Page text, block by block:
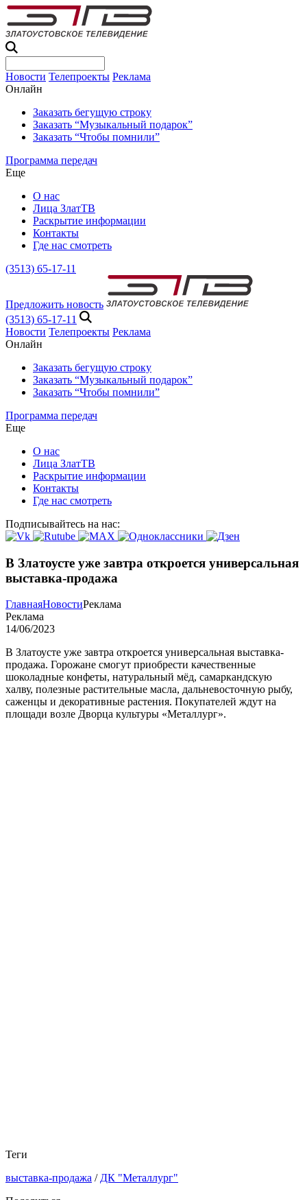
Новости Телепроекты Реклама
Онлайн
Заказать бегущую строку
Заказать “Музыкальный подарок”
Заказать “Чтобы помнили”
Программа передач
Еще
О нас
Лица ЗлатТВ
Раскрытие информации
Контакты
Где нас смотреть
(3513) 65-17-11
Предложить новость
(3513) 65-17-11
Новости Телепроекты Реклама
Онлайн
Заказать бегущую строку
Заказать “Музыкальный подарок”
Заказать “Чтобы помнили”
Программа передач
Еще
О нас
Лица ЗлатТВ
Раскрытие информации
Контакты
Где нас смотреть
Подписывайтесь на нас:
В Златоусте уже завтра откроется универсальная
выставка-продажа
ГлавнаяНовостиРеклама
Реклама
14/06/2023
В Златоусте уже завтра откроется универсальная выставка-
продажа. Горожане смогут приобрести качественные
шоколадные конфеты, натуральный мёд, самаркандскую
халву, полезные растительные масла, дальневосточную рыбу,
саженцы и декоративные растения. Покупателей ждут на
площади возле Дворца культуры «Металлург».
Теги
выставка-продажа /ДК "Металлург"